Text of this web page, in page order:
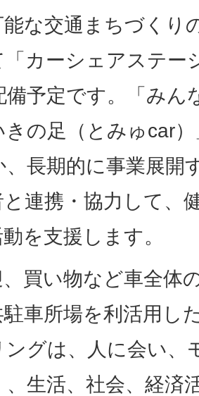
な交通まちづくり
「カーシェアステー
備予定です。「みん
の足（とみゅcar
、長期的に事業展開
連携・協力して、
を支援します。
買い物など車全体
車所場を利活用し
ングは、人に会い、
生活、社会、経済